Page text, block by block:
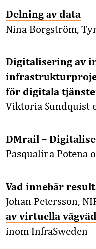
Delning av data
Nina Borgström,
Digitalisering av
för digitala
Viktoria Sundquist
DMrail –
Pasqualina Potena
Vad innebär
Johan Petersson,
av virtuella
inom InfraSweden